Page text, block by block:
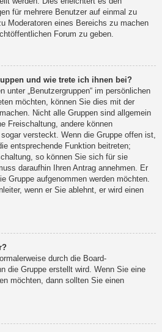
für mehrere Benutzer auf einmal zu
Moderatoren eines Bereichs zu machen
Forum zu geben.
und wie trete ich ihnen bei?
unter „Benutzergruppen“ im persönlichen
möchten, können Sie dies mit der
Nicht alle Gruppen sind allgemein
Freischaltung, andere können
versteckt. Wenn die Gruppe offen ist,
entsprechende Funktion beitreten;
so können Sie sich für sie
daraufhin Ihren Antrag annehmen. Er
Gruppe aufgenommen werden möchten.
wenn er Sie ablehnt, er wird einen
durch die Board-
die Gruppe erstellt wird. Wenn Sie eine
möchten, dann sollten Sie einen